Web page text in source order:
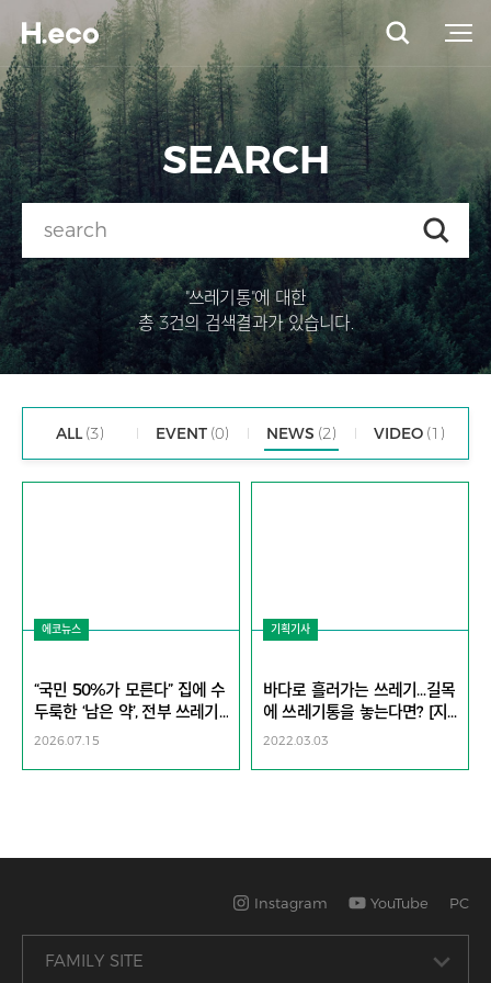
SEARCH
"쓰레기통"에 대한
총 3건의 검색결과가 있습니다.
ALL (3) EVENT (0) NEWS (2) VIDEO (1)
에코뉴스
“국민 50%가 모른다” 집에 수
두룩한 ‘남은 약’, 전부 쓰레기
통에?…이러다 큰일 난다 [지
2026.07.15
기획기사
바다로 흘러가는 쓰레기…길목
에 쓰레기통을 놓는다면? [지
구, 뭐래?]
2022.03.03
Instagram YouTube PC